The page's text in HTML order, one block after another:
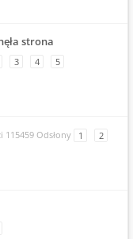
strona
3 4 5
115459 Odsłony 1 2